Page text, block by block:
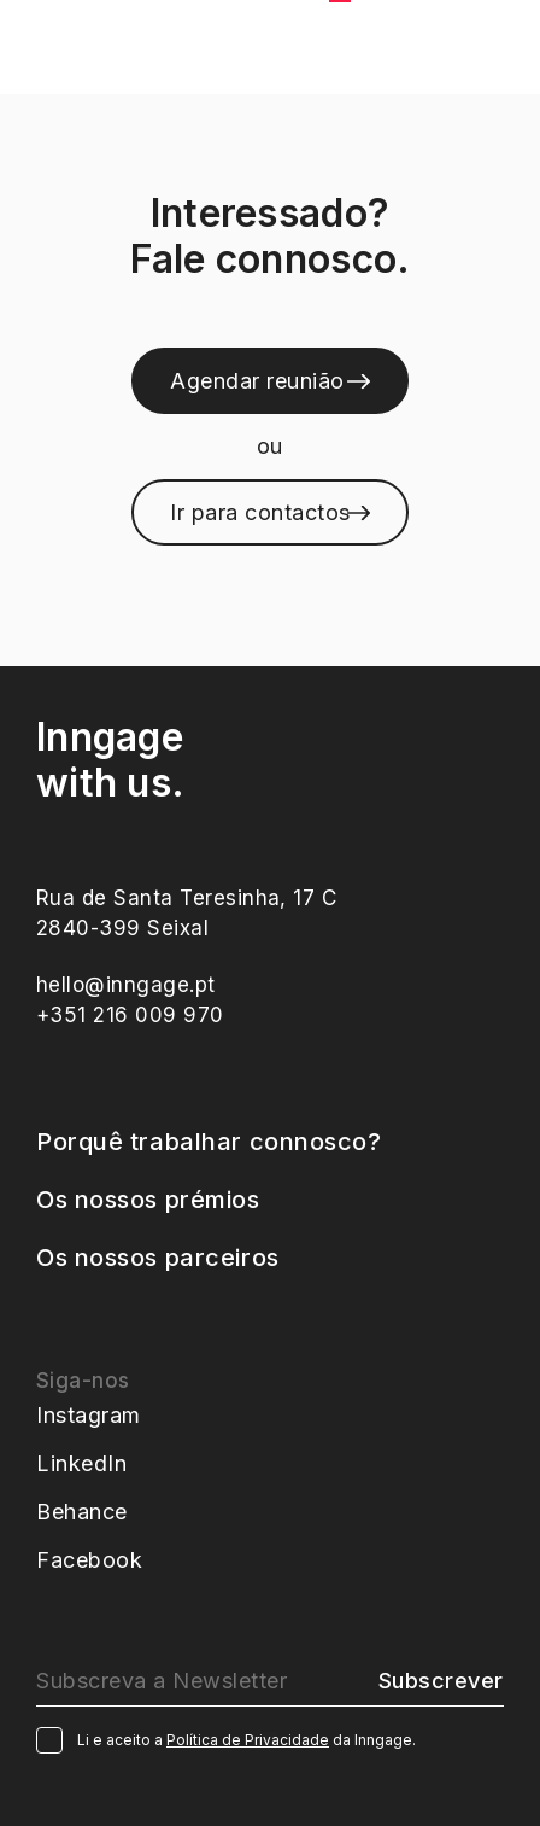
Seguinte
Interessado?
Fale connosco.
Agendar reunião
ou
Ir para contactos
Inngage
with us.
Rua de Santa Teresinha, 17 C
2840-399 Seixal
hello@inngage.pt
+351 216 009 970
Porquê trabalhar connosco?
Os nossos prémios
Os nossos parceiros
Siga-nos
Instagram
LinkedIn
Behance
Facebook
Subscrever
Li e aceito a Política de Privacidade da Inngage.